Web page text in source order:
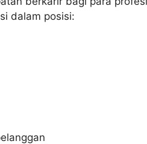
dalam posisi: